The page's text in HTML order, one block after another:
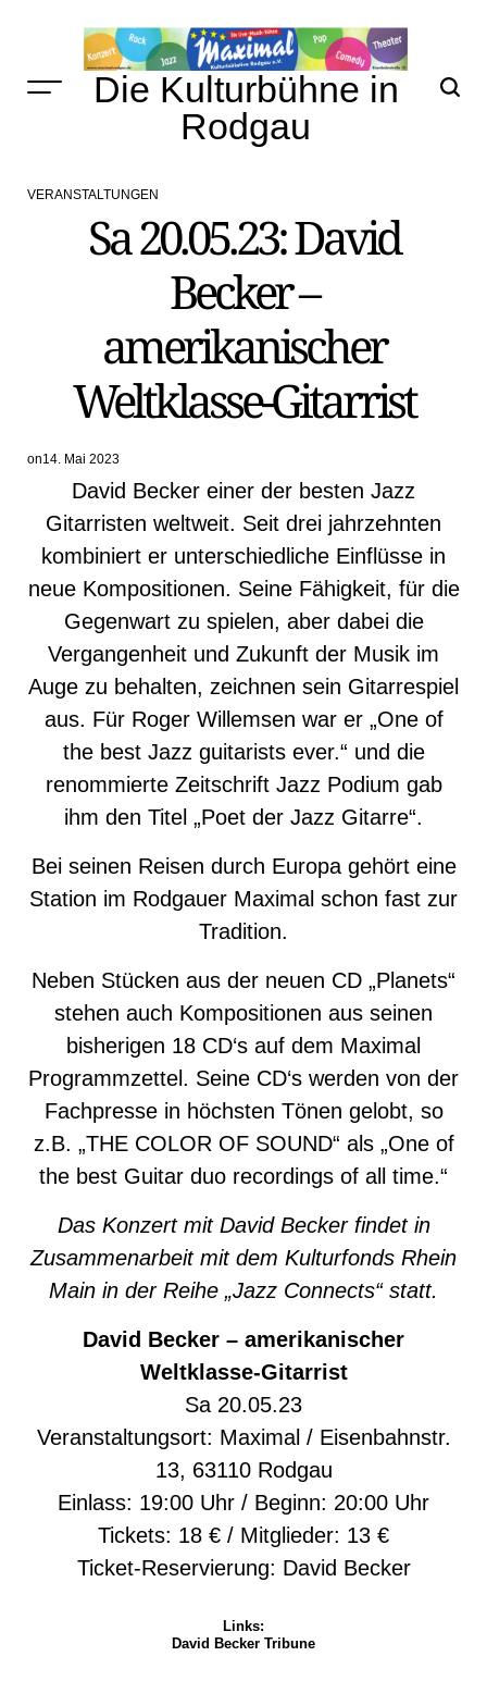
to
content
Die Kulturbühne in
Rodgau
POSTED
VERANSTALTUNGEN
Sa 20.05.23: David
Becker –
amerikanischer
Weltklasse-Gitarrist
on14. Mai 2023
David Becker einer der besten Jazz
Gitarristen weltweit. Seit drei jahrzehnten
kombiniert er unterschiedliche Einflüsse in
neue Kompositionen. Seine Fähigkeit, für die
Gegenwart zu spielen, aber dabei die
Vergangenheit und Zukunft der Musik im
Auge zu behalten, zeichnen sein Gitarrespiel
aus. Für Roger Willemsen war er „One of
the best Jazz guitarists ever.“ und die
renommierte Zeitschrift Jazz Podium gab
ihm den Titel „Poet der Jazz Gitarre“.
Bei seinen Reisen durch Europa gehört eine
Station im Rodgauer Maximal schon fast zur
Tradition.
Neben Stücken aus der neuen CD „Planets“
stehen auch Kompositionen aus seinen
bisherigen 18 CD‘s auf dem Maximal
Programmzettel. Seine CD‘s werden von der
Fachpresse in höchsten Tönen gelobt, so
z.B. „THE COLOR OF SOUND“ als „One of
the best Guitar duo recordings of all time.“
Das Konzert mit David Becker findet in
Zusammenarbeit mit dem Kulturfonds Rhein
Main in der Reihe „Jazz Connects“ statt.
David Becker – amerikanischer
Weltklasse-Gitarrist
Sa 20.05.23
Veranstaltungsort: Maximal / Eisenbahnstr.
13, 63110 Rodgau
Einlass: 19:00 Uhr / Beginn: 20:00 Uhr
Tickets: 18 € / Mitglieder: 13 €
Ticket-Reservierung: David Becker
Links:
David Becker Tribune